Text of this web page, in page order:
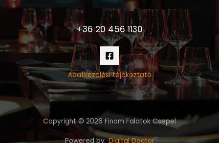
+36 20 456 1130
Adatkezelési tájékoztató
Copyright © 2026 Finom Falatok Csepel
Powered byDigital Doctor